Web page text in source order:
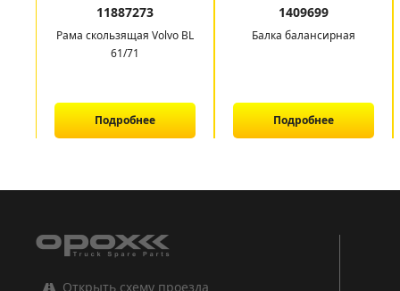
11887273
Рама скользящая Volvo BL
61/71
Подробнее
1409699
Балка балансирная
Подробнее
Открыть схему проезда